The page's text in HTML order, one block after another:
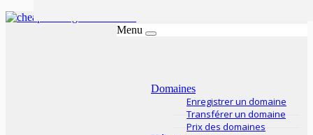
Menu
Domaines
Enregistrer un domaine
Transférer un domaine
Prix ​​des domaines